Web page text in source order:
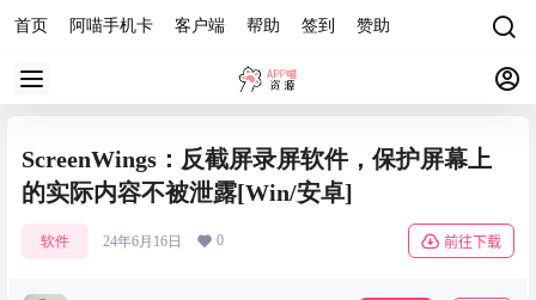
首页 阿喵手机卡 客户端 帮助 签到 赞助
ScreenWings：反截屏录屏软件，保护屏幕上
的实际内容不被泄露[Win/安卓]
软件 24年6月16日 0 前往下载